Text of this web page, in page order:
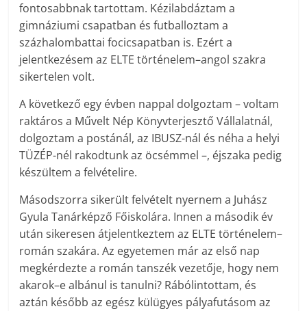
fontosabbnak tartottam. Kézilabdáztam a
gimnáziumi csapatban és futballoztam a
százhalombattai focicsapatban is. Ezért a
jelentkezésem az ELTE történelem–angol szakra
sikertelen volt.
A következő egy évben nappal dolgoztam – voltam
raktáros a Művelt Nép Könyvterjesztő Vállalatnál,
dolgoztam a postánál, az IBUSZ-nál és néha a helyi
TÜZÉP-nél rakodtunk az öcsémmel –, éjszaka pedig
készültem a felvételire.
Másodszorra sikerült felvételt nyernem a Juhász
Gyula Tanárképző Főiskolára. Innen a második év
után sikeresen átjelentkeztem az ELTE történelem–
román szakára. Az egyetemen már az első nap
megkérdezte a román tanszék vezetője, hogy nem
akarok–e albánul is tanulni? Rábólintottam, és
aztán később az egész külügyes pályafutásom az